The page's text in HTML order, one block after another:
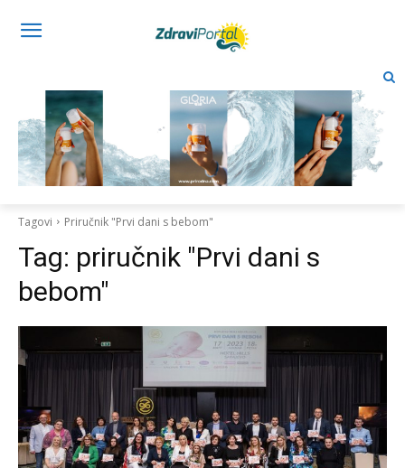
Tagovi Priručnik "Prvi dani s bebom"
Tag: priručnik "Prvi dani s
bebom"